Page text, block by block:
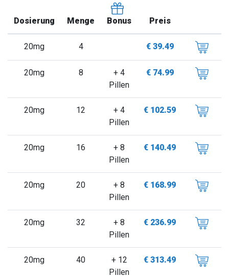
Dosierung Menge Bonus Preis
20mg 4 € 39.49
20mg 8
+ 4
Pillen
€ 74.99
20mg 12
+ 4
Pillen
€ 102.59
20mg 16
+ 8
Pillen
€ 140.49
20mg 20
+ 8
Pillen
€ 168.99
20mg 32
+ 8
Pillen
€ 236.99
20mg 40
+ 12
Pillen
€ 313.49